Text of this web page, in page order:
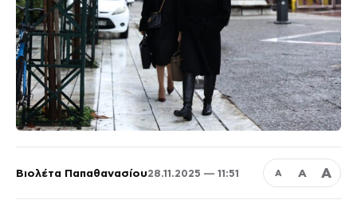
Βιολέτα Παπαθανασίου28.11.2025 — 11:51 Α Α Α